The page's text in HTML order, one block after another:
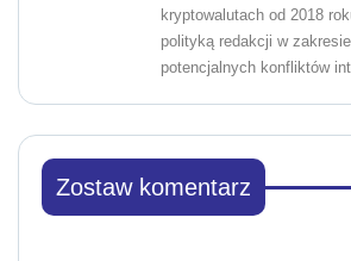
kryptowalutach od 2018
polityką redakcji w
potencjalnych konfliktów
Zostaw komentarz